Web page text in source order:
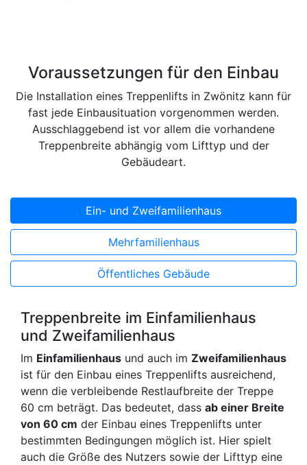
Voraussetzungen für den Einbau
Die Installation eines Treppenlifts in Zwönitz kann für
fast jede Einbausituation vorgenommen werden.
Ausschlaggebend ist vor allem die vorhandene
Treppenbreite abhängig vom Lifttyp und der
Gebäudeart.
Ein- und Zweifamilienhaus
Mehrfamilienhaus
Öffentliches Gebäude
Treppenbreite im Einfamilienhaus
und Zweifamilienhaus
Im Einfamilienhaus und auch im Zweifamilienhaus
ist für den Einbau eines Treppenlifts ausreichend,
wenn die verbleibende Restlaufbreite der Treppe
60 cm beträgt. Das bedeutet, dass ab einer Breite
von 60 cm der Einbau eines Treppenlifts unter
bestimmten Bedingungen möglich ist. Hier spielt
auch die Größe des Nutzers sowie der Lifttyp eine